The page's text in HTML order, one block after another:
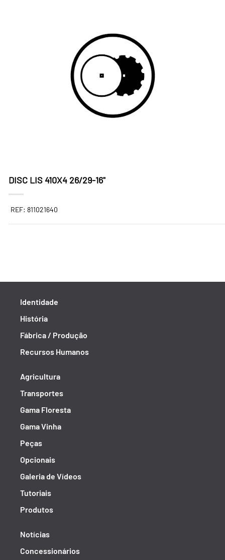
DISC LIS 410X4 26/29-16"
REF: 811021640
Identidade
História
Fábrica / Produção
Recursos Humanos
Agricultura
Transportes
Gama Floresta
Gama Vinha
Peças
Opcionais
Galeria de Vídeos
Tutoriais
Produtos
Notícias
Concessionários